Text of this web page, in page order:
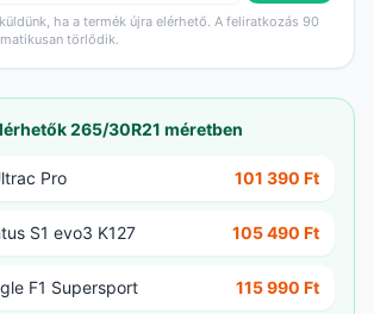
ha a termék újra elérhető. A feliratkozás 90
törlődik.
265/30R21 méretben
Pro 101 390 Ft
S1 evo3 K127 105 490 Ft
F1 Supersport 115 990 Ft